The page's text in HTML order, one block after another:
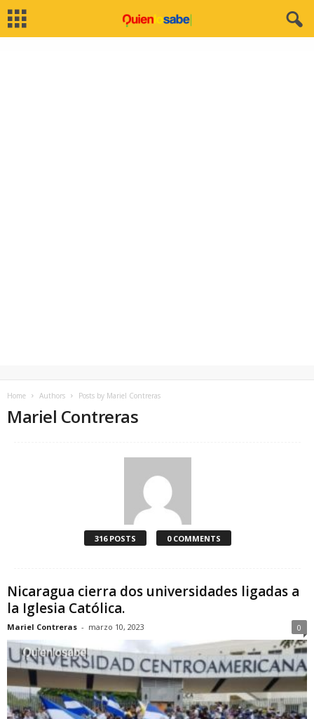
Home Authors Posts by Mariel Contreras
Mariel Contreras
316 POSTS 0 COMMENTS
Nicaragua cierra dos universidades ligadas a
la Iglesia Católica.
Mariel Contreras - marzo 10, 2023 0